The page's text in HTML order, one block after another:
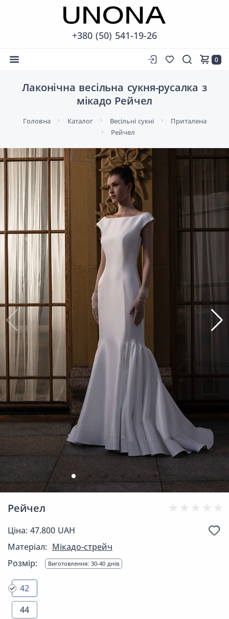
+380 (50) 541-19-26
0
Лаконічна весільна сукня-русалка з
мікадо Рейчел
Головна Каталог Весільні сукні
Приталена
Рейчел
Рейчел
Ціна: 47.800 UAH
Матеріал: Мікадо-стрейч
Розмір:
Виготовлення: 30-40 днів
42
44